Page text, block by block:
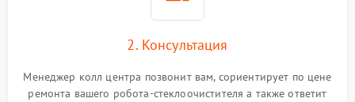
2. Консультация
Менеджер колл центра позвонит вам, сориентирует по цене
ремонта вашего робота-стеклоочистителя а также ответит